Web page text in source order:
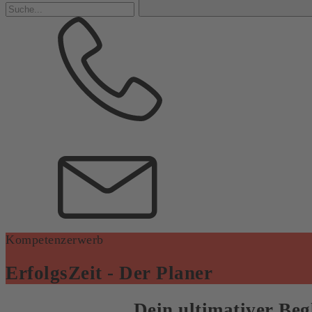
Kompetenzerwerb
ErfolgsZeit - Der Planer